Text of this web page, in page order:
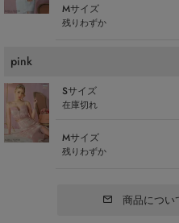
Mサイズ
残りわずか
pink
Sサイズ
在庫切れ
Mサイズ
残りわずか
商品につい